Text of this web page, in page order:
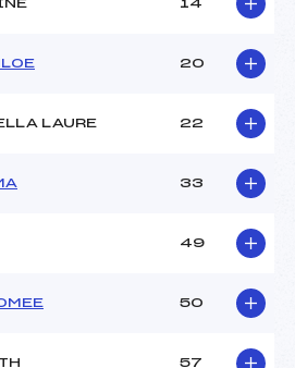
14
20
LAURE 22
33
49
50
57